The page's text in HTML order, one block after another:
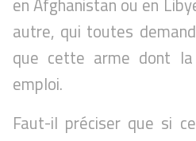
en Afghanistan ou en
autre, qui toutes
que cette arme dont
emploi.
Faut-il préciser que si